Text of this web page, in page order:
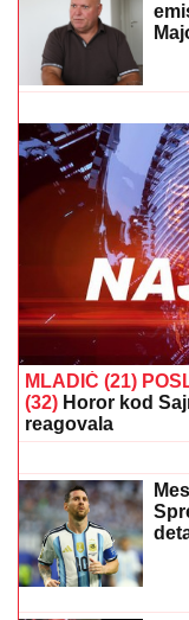
"ŽIVOT KOJI
Barović se
savladale:
se